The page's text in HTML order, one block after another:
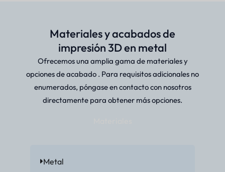
Materiales y acabados de
impresión 3D en metal
Ofrecemos una amplia gama de materiales y
opciones de acabado . Para requisitos adicionales no
enumerados, póngase en contacto con nosotros
directamente para obtener más opciones.
Metal